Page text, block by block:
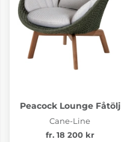
Peacock Lounge Fåtölj
Cane-Line
fr. 18 200 kr